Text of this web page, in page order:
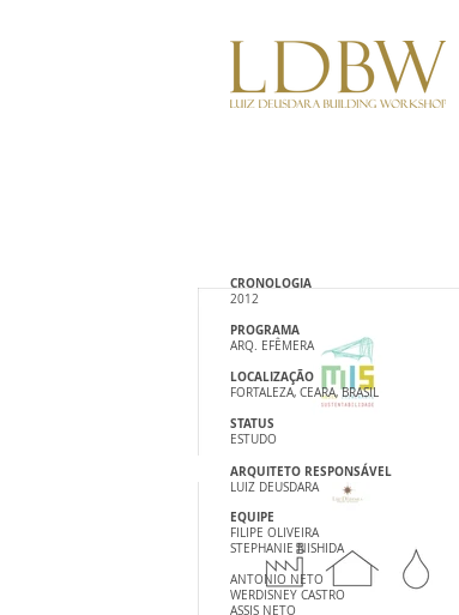
CRONOLOGIA
2012
PROGRAMA
ARQ. EFÊMERA
LOCALIZAÇÃO
FORTALEZA, CEARA, BRASIL
STATUS
ESTUDO
ARQUITETO RESPONSÁVEL
LUIZ DEUSDARA
EQUIPE
FILIPE OLIVEIRA
STEPHANIE NISHIDA
ANTONIO NETO
WERDISNEY CASTRO
ASSIS NETO